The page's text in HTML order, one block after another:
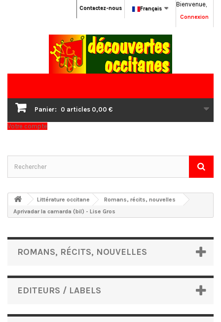
Bienvenue,
Connexion
Français
Contactez-nous
Panier: 0 articles 0,00 €
Votre compte
Littérature occitane
Romans, récits, nouvelles
Aprivadar la camarda (bil) - Lise Gros
ROMANS, RÉCITS, NOUVELLES
EDITEURS / LABELS